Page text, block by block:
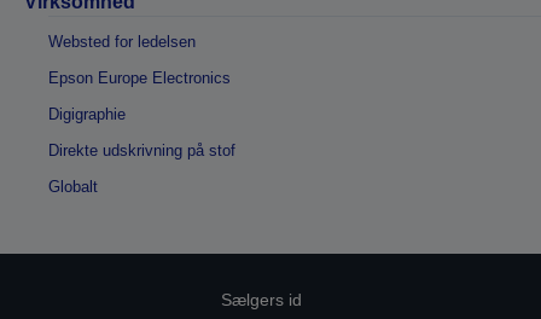
Websted for ledelsen
Epson Europe Electronics
Digigraphie
Direkte udskrivning på stof
Globalt
Sælgers id